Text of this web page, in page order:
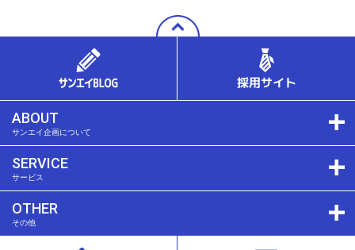
ABOUT
サンエイ企画について
SERVICE
サービス
OTHER
その他